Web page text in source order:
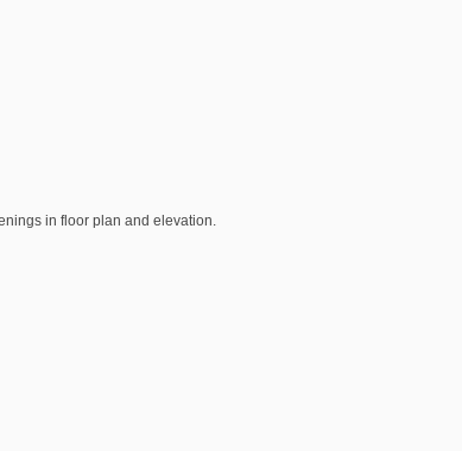
in floor plan and elevation.